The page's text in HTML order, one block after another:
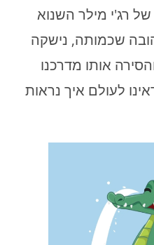
רג'י מילר השנוא
שכמותה, נישקה
אותו מדרכנו
לעולם איך נראות